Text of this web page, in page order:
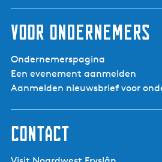
Voor ondernemers
Ondernemerspagina
Een evenement aanmelden
Aanmelden nieuwsbrief voor
Contact